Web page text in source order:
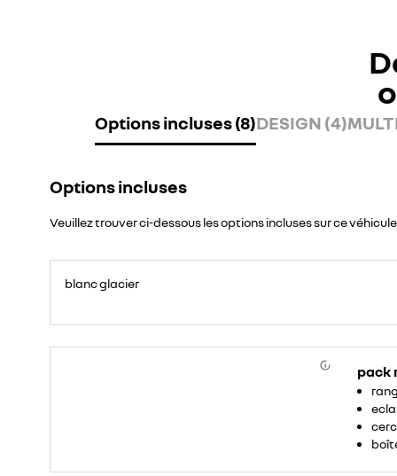
Options incluses (8)DESIGN (4)
Options incluses
Veuillez trouver ci-dessous les options incluses sur ce véhicule
blanc glacier
pack